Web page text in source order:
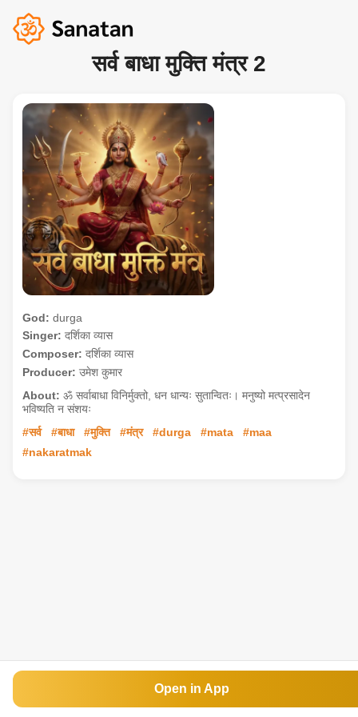
सर्व बाधा मुक्ति मंत्र 2
God: durga
Singer: दर्शिका व्यास
Composer: दर्शिका व्यास
Producer: उमेश कुमार
About: ॐ सर्वाबाधा विनिर्मुक्तो, धन धान्यः सुतान्वितः। मनुष्यो मत्प्रसादेन
भविष्यति न संशयः
#सर्व
#बाधा #मुक्ति #मंत्र #durga #mata
#maa
#nakaratmak
Open in App